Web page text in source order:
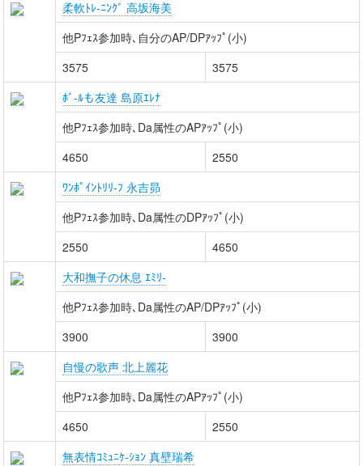
柔軟ﾄﾚ-ﾆﾝｸﾞ 高坂海美
他Pﾌｪｽ参加時､自分のAP/DPｱｯﾌﾟ(小)
3575
3575
ﾎﾞ-ﾙも友達 島原ｴﾚﾅ
他Pﾌｪｽ参加時､Da属性のAPｱｯﾌﾟ(小)
4650
2550
ﾜﾝﾎﾟｲﾝﾄﾘﾘ-ﾌ 永吉昴
他Pﾌｪｽ参加時､Da属性のDPｱｯﾌﾟ(小)
2550
4650
大和撫子の休息 ｴﾐﾘ-
他Pﾌｪｽ参加時､Da属性のAP/DPｱｯﾌﾟ(小)
3900
3900
自慢の歌声 北上麗花
他Pﾌｪｽ参加時､Da属性のAPｱｯﾌﾟ(小)
4650
2550
無表情ｺﾐｭﾆｹ-ｼｮﾝ 真壁瑞希